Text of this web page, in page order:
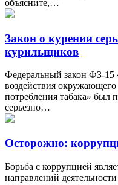
объясните,…
Закон о курении
курильщиков
Федеральный закон ФЗ-15
воздействия
потребления табака» был
серьезно…
Осторожно:
Борьба с коррупцией
направлений